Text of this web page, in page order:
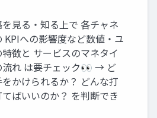
見る・知る上で 各チャネ
KPIへの影響度など数値・ユ
徴と サービスのマネタイ
流れ は要チェック👀 → ど
かけられるか？ どんな打
ばいいのか？ を判断でき